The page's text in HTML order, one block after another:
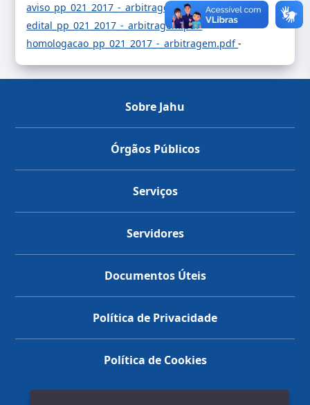
aviso_pp_021_2017_-_arbitragem.pdf
edital_pp_021_2017_-_arbitragem.pdf-
homologacao_pp_021_2017_-_arbitragem.pdf-
Sobre Jahu
Órgãos Públicos
Serviços
Servidores
Documentos Úteis
Política de Privacidade
Política de Cookies